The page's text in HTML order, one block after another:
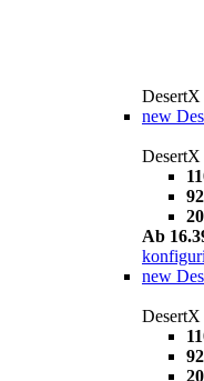
DesertX
new
DesertX
Ab
new
DesertX